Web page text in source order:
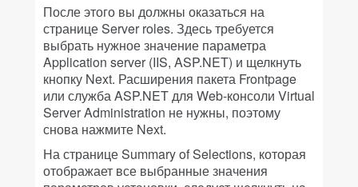
После этого вы должны оказаться на
странице Server roles. Здесь требуется
выбрать нужное значение параметра
Application server (IIS, ASP.NET) и щелкнуть
кнопку Next. Расширения пакета Frontpage
или служба ASP.NET для Web-консоли Virtual
Server Administration не нужны, поэтому
снова нажмите Next.
На странице Summary of Selections, которая
отображает все выбранные значения